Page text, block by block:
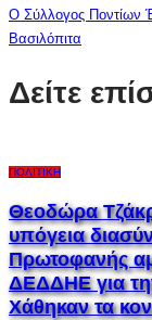
Ο Σύλλογος Ποντίων
Βασιλόπιτα
Δείτε
ΠΟΛΙΤΙΚΉ
Θεοδώρα
υπόγεια
Πρωτοφανής
ΔΕΔΔΗΕ για
Χάθηκαν τα